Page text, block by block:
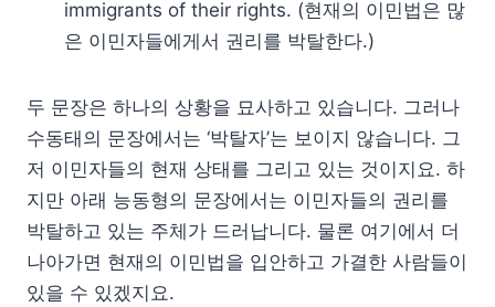
immigrants of their rights. (현재의 이민법은 많
은 이민자들에게서 권리를 박탈한다.)
두 문장은 하나의 상황을 묘사하고 있습니다. 그러나
수동태의 문장에서는 ‘박탈자’는 보이지 않습니다. 그
저 이민자들의 현재 상태를 그리고 있는 것이지요. 하
지만 아래 능동형의 문장에서는 이민자들의 권리를
박탈하고 있는 주체가 드러납니다. 물론 여기에서 더
나아가면 현재의 이민법을 입안하고 가결한 사람들이
있을 수 있겠지요.